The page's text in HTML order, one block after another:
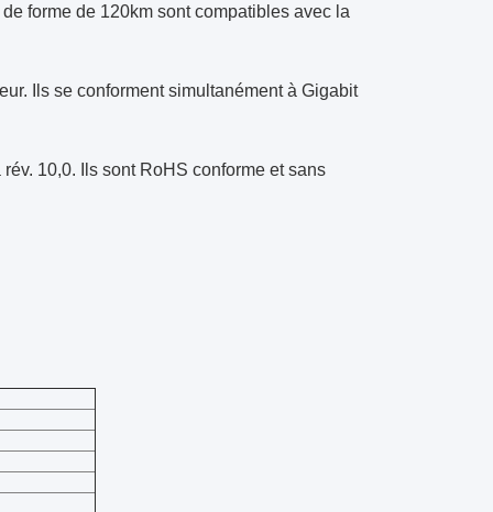
forme de 120km sont compatibles avec la
Ils se conforment simultanément à Gigabit
10,0. Ils sont RoHS conforme et sans